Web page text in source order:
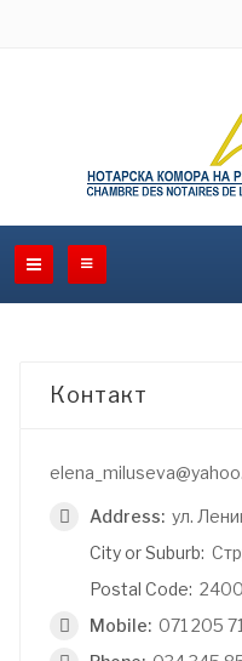
Контакт
Address: ул.
City or Suburb:
Postal Code: 2400
Mobile: 071 205